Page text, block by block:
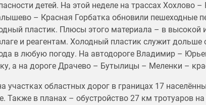
детей. На этой неделе на трассах
– Красная Горбатка обновили пешеходные
пластик. Плюсы этого материала – в высокой
и реагентам. Холодный пластик служит
в любую погоду. На автодороге Владимир –
а на дороге Драчево – Бутылицы – Меленки –
участках областных дорог в границах 17
Также в планах – обустройство 27 км тротуаров